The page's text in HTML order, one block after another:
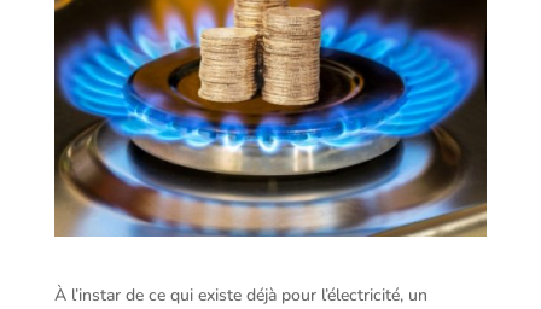
À l’instar de ce qui existe déjà pour l’électricité, un